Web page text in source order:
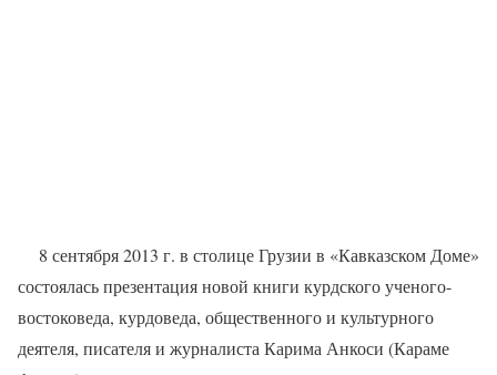
8 сентября 2013 г. в столице Грузии в «Кавказском Доме»
состоялась презентация новой книги курдского ученого-
востоковеда, курдоведа, общественного и культурного
деятеля, писателя и журналиста Карима Анкоси (Караме